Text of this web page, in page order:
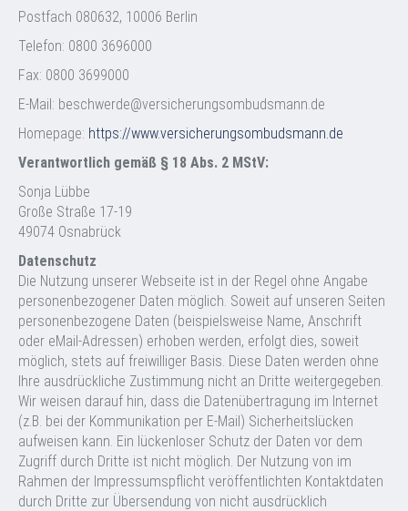
Postfach 080632, 10006 Berlin
Telefon: 0800 3696000
Fax: 0800 3699000
E-Mail: beschwerde@versicherungsombudsmann.de
Homepage: https://www.versicherungsombudsmann.de
Verantwortlich gemäß § 18 Abs. 2 MStV:
Sonja Lübbe
Große Straße 17-19
49074 Osnabrück
Datenschutz
Die Nutzung unserer Webseite ist in der Regel ohne Angabe
personenbezogener Daten möglich. Soweit auf unseren Seiten
personenbezogene Daten (beispielsweise Name, Anschrift
oder eMail-Adressen) erhoben werden, erfolgt dies, soweit
möglich, stets auf freiwilliger Basis. Diese Daten werden ohne
Ihre ausdrückliche Zustimmung nicht an Dritte weitergegeben.
Wir weisen darauf hin, dass die Datenübertragung im Internet
(z.B. bei der Kommunikation per E-Mail) Sicherheitslücken
aufweisen kann. Ein lückenloser Schutz der Daten vor dem
Zugriff durch Dritte ist nicht möglich. Der Nutzung von im
Rahmen der Impressumspflicht veröffentlichten Kontaktdaten
durch Dritte zur Übersendung von nicht ausdrücklich